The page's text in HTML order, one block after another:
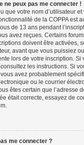
ne peux pas me connecter !
que votre nom d’utilisateur et
de la COPPA est
de 13 ans pendant
avez reçues. Certains
doivent être activées,
avant que vous puissiez
lors de votre inscription. Si
les instructions. Si
avez probablement
ou le courrier
êtes certain que l’adresse
était correcte, essayez de
me connecter ?